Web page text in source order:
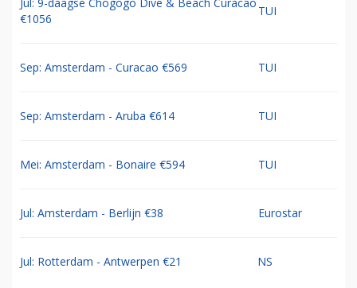
€1056
TUI
Sep: Amsterdam - Curacao €569 TUI
Sep: Amsterdam - Aruba €614 TUI
Mei: Amsterdam - Bonaire €594 TUI
Jul: Amsterdam - Berlijn €38 Eurostar
Jul: Rotterdam - Antwerpen €21 NS